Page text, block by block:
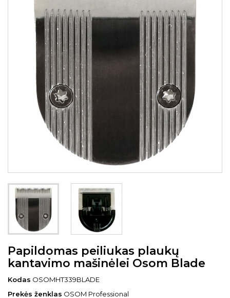
Papildomas peiliukas plaukų
kantavimo mašinėlei Osom Blade
Kodas OSOMHT339BLADE
Prekės ženklas OSOM Professional